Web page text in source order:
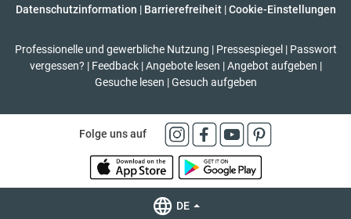
Datenschutzinformation | Barrierefreiheit | Cookie-Einstellungen
Professionelle und gewerbliche Nutzung | Pressespiegel | Passwort
vergessen? | Feedback | Angebote lesen | Angebot aufgeben |
Gesuche lesen | Gesuch aufgeben
Folge uns auf
DE